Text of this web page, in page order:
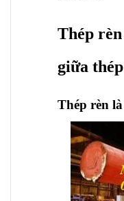
Thép
giữa
Thép rèn